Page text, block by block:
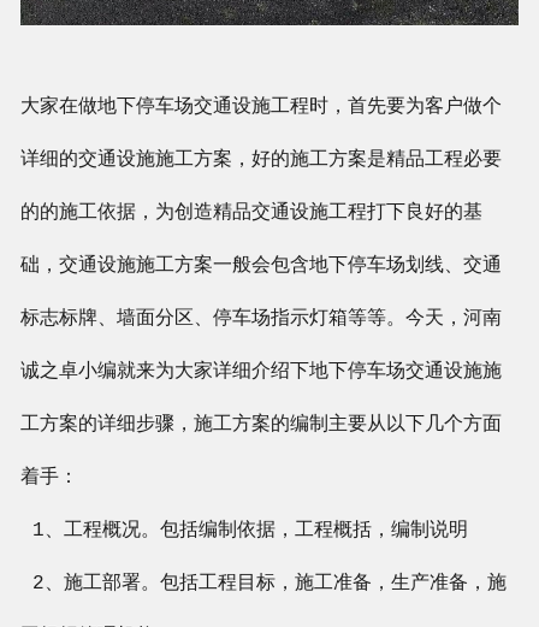
大家在做地下停车场交通设施工程时，首先要为客户做个
详细的交通设施施工方案，好的施工方案是精品工程必要
的的施工依据，为创造精品交通设施工程打下良好的基
础，交通设施施工方案一般会包含地下停车场划线、交通
标志标牌、墙面分区、停车场指示灯箱等等。今天，河南
诚之卓小编就来为大家详细介绍下地下停车场交通设施施
工方案的详细步骤，施工方案的编制主要从以下几个方面
着手：
1、工程概况。包括编制依据，工程概括，编制说明
2、施工部署。包括工程目标，施工准备，生产准备，施